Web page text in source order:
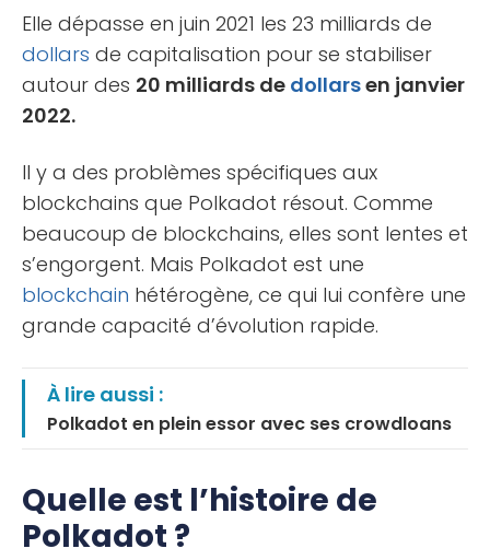
Elle dépasse en juin 2021 les 23 milliards de
dollars de capitalisation pour se stabiliser
autour des 20 milliards de dollarsen janvier
2022.
Il y a des problèmes spécifiques aux
blockchains que Polkadot résout. Comme
beaucoup de blockchains, elles sont lentes et
s’engorgent. Mais Polkadot est une
blockchain hétérogène, ce qui lui confère une
grande capacité d’évolution rapide.
À lire aussi :
Polkadot en plein essor avec ses crowdloans
Quelle est l’histoire de
Polkadot ?